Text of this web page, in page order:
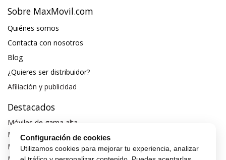
Sobre MaxMovil.com
Quiénes somos
Contacta con nosotros
Blog
¿Quieres ser distribuidor?
Afiliación y publicidad
Destacados
Móviles de gama alta
Móviles con buena cámara
Móviles sin marcos
Configuración de cookies
Utilizamos cookies para mejorar tu experiencia, analizar